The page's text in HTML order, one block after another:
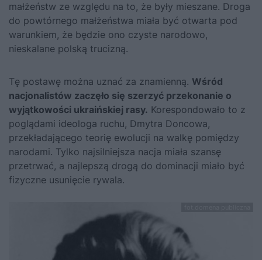
małżeństw ze względu na to, że były mieszane. Droga
do powtórnego małżeństwa miała być otwarta pod
warunkiem, że będzie ono czyste narodowo,
nieskalane polską trucizną.
Tę postawę można uznać za znamienną. Wśród
nacjonalistów zaczęło się szerzyć przekonanie o
wyjątkowości ukraińskiej rasy. Korespondowało to z
poglądami ideologa ruchu, Dmytra Doncowa,
przekładającego teorię ewolucji na walkę pomiędzy
narodami. Tylko najsilniejsza nacja miała szansę
przetrwać, a najlepszą drogą do dominacji miało być
fizyczne usunięcie rywala.